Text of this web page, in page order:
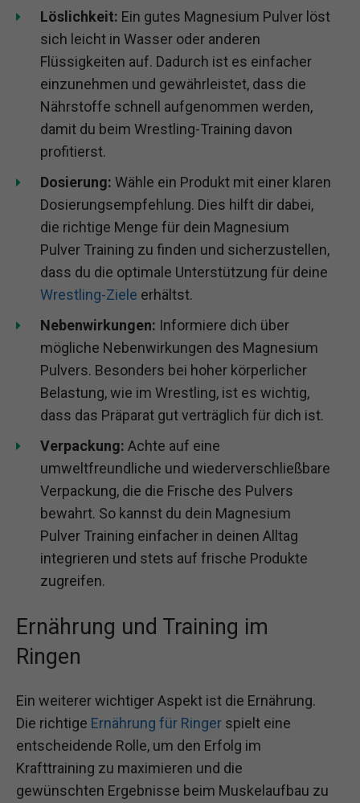
Löslichkeit: Ein gutes Magnesium Pulver löst
sich leicht in Wasser oder anderen
Flüssigkeiten auf. Dadurch ist es einfacher
einzunehmen und gewährleistet, dass die
Nährstoffe schnell aufgenommen werden,
damit du beim Wrestling-Training davon
profitierst.
Dosierung: Wähle ein Produkt mit einer klaren
Dosierungsempfehlung. Dies hilft dir dabei,
die richtige Menge für dein Magnesium
Pulver Training zu finden und sicherzustellen,
dass du die optimale Unterstützung für deine
Wrestling-Ziele erhältst.
Nebenwirkungen: Informiere dich über
mögliche Nebenwirkungen des Magnesium
Pulvers. Besonders bei hoher körperlicher
Belastung, wie im Wrestling, ist es wichtig,
dass das Präparat gut verträglich für dich ist.
Verpackung: Achte auf eine
umweltfreundliche und wiederverschließbare
Verpackung, die die Frische des Pulvers
bewahrt. So kannst du dein Magnesium
Pulver Training einfacher in deinen Alltag
integrieren und stets auf frische Produkte
zugreifen.
Ernährung und Training im
Ringen
Ein weiterer wichtiger Aspekt ist die Ernährung.
Die richtige Ernährung für Ringer spielt eine
entscheidende Rolle, um den Erfolg im
Krafttraining zu maximieren und die
gewünschten Ergebnisse beim Muskelaufbau zu